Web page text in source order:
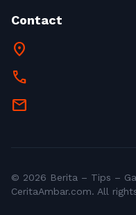
Contact
location_on
call
mail
© 2026 Berita – Tips –
CeritaAmbar.com. All